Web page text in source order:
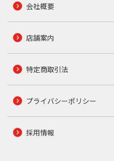
会社概要
店舗案内
特定商取引法
プライバシーポリシー
採用情報